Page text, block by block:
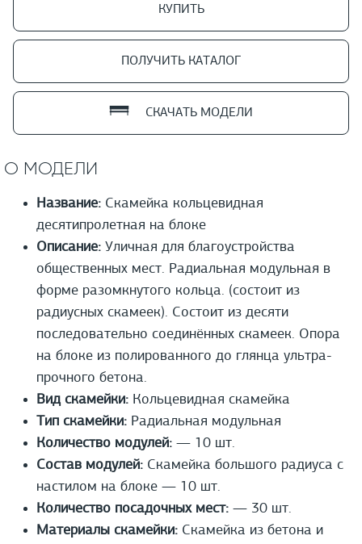
КУПИТЬ
ПОЛУЧИТЬ КАТАЛОГ
СКАЧАТЬ МОДЕЛИ
О МОДЕЛИ
Название: Скамейка кольцевидная
десятипролетная на блоке
Описание: Уличная для благоустройства
общественных мест. Радиальная модульная в
форме разомкнутого кольца. (состоит из
радиусных скамеек). Состоит из десяти
последовательно соединённых скамеек. Опора
на блоке из полированного до глянца ультра-
прочного бетона.
Вид скамейки: Кольцевидная скамейка
Тип скамейки: Радиальная модульная
Количество модулей: — 10 шт.
Состав модулей: Скамейка большого радиуса с
настилом на блоке — 10 шт.
Количество посадочных мест: — 30 шт.
Материалы скамейки: Скамейка из бетона и